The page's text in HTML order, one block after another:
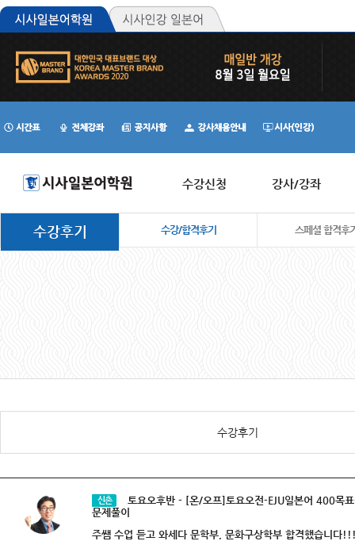
수강신청 강사/강좌
수강후기 수강/합격후기 스페셜 합격후
수강후기
신촌
토요오후반 - [온/오프]토요오전-EJU일본어 400목
문제풀이
주쌤 수업 듣고 와세다 문학부, 문화구상학부 합격했습니다